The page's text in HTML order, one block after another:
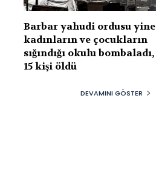
Barbar yahudi ordusu yine
kadınların ve çocukların
sığındığı okulu bombaladı,
15 kişi öldü
DEVAMINI GÖSTER